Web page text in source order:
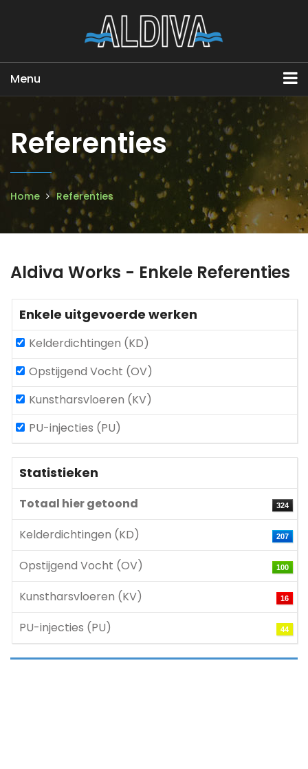
Menu
Referenties
Home Referenties
Aldiva Works - Enkele Referenties
Enkele uitgevoerde werken
Kelderdichtingen (KD)
Opstijgend Vocht (OV)
Kunstharsvloeren (KV)
PU-injecties (PU)
Statistieken
Totaal hier getoond 324
Kelderdichtingen (KD) 207
Opstijgend Vocht (OV) 100
Kunstharsvloeren (KV) 16
PU-injecties (PU) 44